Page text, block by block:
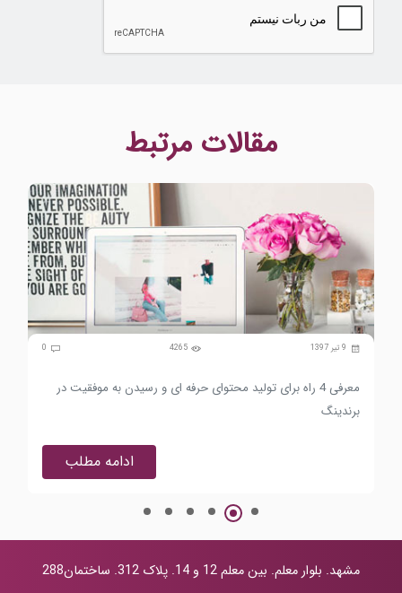
مقالات مرتبط
9 تیر 1397 4265
0
معرفی 4 راه برای تولید محتوای حرفه ای و رسیدن به موفقیت در
برندینگ
ادامه مطلب
مشهد. بلوار معلم. بین معلم 12 و 14. پلاک 312. ساختمان288